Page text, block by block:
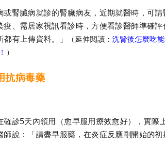
或腎臟病就診的腎臟病友，近期就醫時，可
疫、需居家視訊看診時，方便看診醫師準確
有上傳資料。」​
（延伸閱讀：洗腎後怎麼吃
）
抗病毒藥
確診5天內領用（愈早服用療效愈好），實際
師說：「請盡早服藥，在炎症反應剛開始的